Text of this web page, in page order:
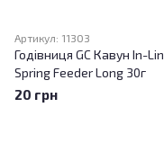
Артикул: 11303
Годівниця GC Кавун In-
Spring Feeder Long 30г
20 грн